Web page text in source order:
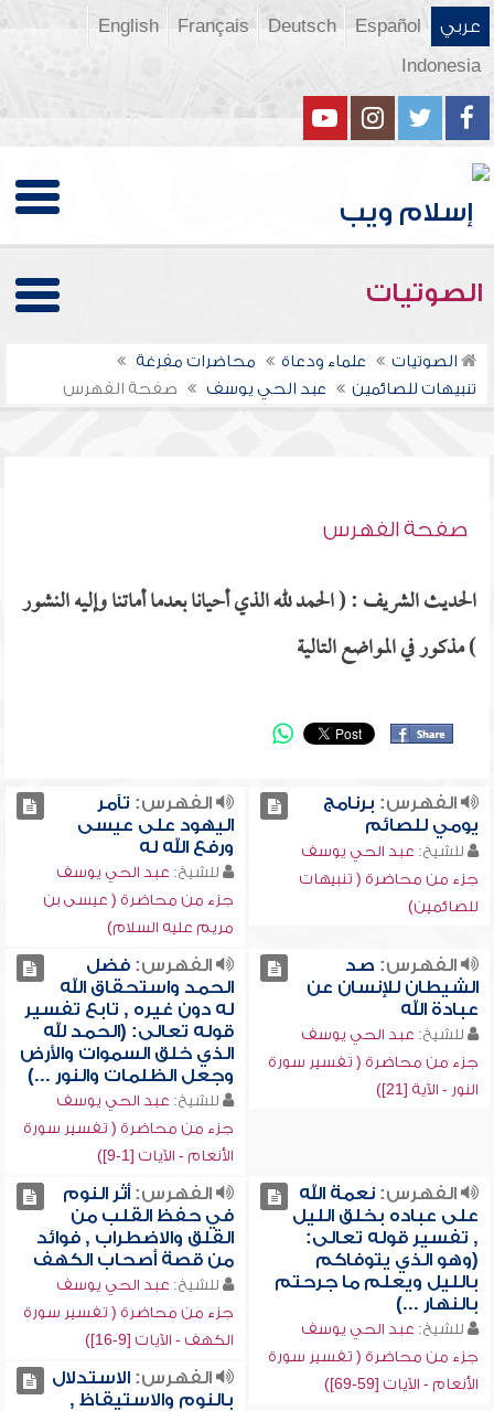
عربي Español
Deutsch
Français
English
Indonesia
الصوتيات
الصوتيات علماء ودعاة
محاضرات مفرغة
تنبيهات للصائمين
عبد الحي يوسف صفحة الفهرس
صفحة الفهرس
الحديث الشريف : ( الحمد لله الذي أحيانا بعدما أماتنا وإليه النشور
) مذكور في المواضع التالية
الفهرس: برنامج
يومي للصائم
للشيخ: عبد الحي يوسف
جزء من محاضرة ( تنبيهات
للصائمين)
الفهرس: تآمر
اليهود على عيسى
ورفع الله له
للشيخ: عبد الحي يوسف
جزء من محاضرة ( عيسى بن
مريم عليه السلام)
الفهرس: صد
الشيطان للإنسان عن
عبادة الله
للشيخ: عبد الحي يوسف
جزء من محاضرة ( تفسير سورة
النور - الآية [21])
الفهرس:فضل
الحمد واستحقاق الله
له دون غيره , تابع تفسير
قوله تعالى: (الحمد لله
الذي خلق السموات والأرض
وجعل الظلمات والنور ...)
للشيخ: عبد الحي يوسف
جزء من محاضرة ( تفسير سورة
الأنعام - الآيات [1-9])
الفهرس:نعمة الله
على عباده بخلق الليل
, تفسير قوله تعالى:
(وهو الذي يتوفاكم
بالليل ويعلم ما جرحتم
بالنهار ...)
للشيخ: عبد الحي يوسف
جزء من محاضرة ( تفسير سورة
الأنعام - الآيات [59-69])
الفهرس:أثر النوم
في حفظ القلب من
القلق والاضطراب , فوائد
من قصة أصحاب الكهف
للشيخ: عبد الحي يوسف
جزء من محاضرة ( تفسير سورة
الكهف - الآيات [9-16])
الفهرس:الاستدلال
بالنوم والاستيقاظ ,